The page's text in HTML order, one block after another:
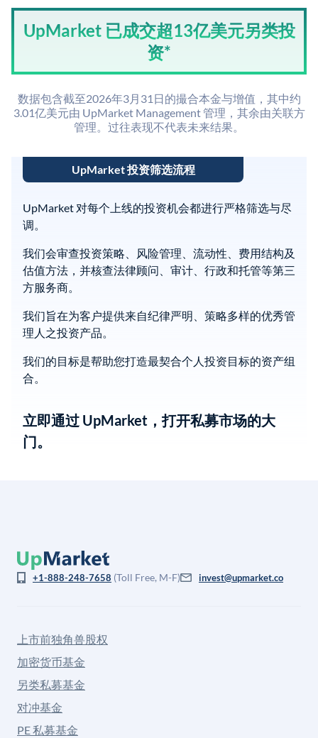
UpMarket 已成交超13亿美元另类投
资*
数据包含截至2026年3月31日的撮合本金与增值，其中约
3.01亿美元由 UpMarket Management 管理，其余由关联方
管理。过往表现不代表未来结果。
UpMarket 投资筛选流程
UpMarket 对每个上线的投资机会都进行严格筛选与尽
调。
我们会审查投资策略、风险管理、流动性、费用结构及
估值方法，并核查法律顾问、审计、行政和托管等第三
方服务商。
我们旨在为客户提供来自纪律严明、策略多样的优秀管
理人之投资产品。
我们的目标是帮助您打造最契合个人投资目标的资产组
合。
立即通过 UpMarket，打开私募市场的大
门。
+1-888-248-7658 (Toll Free, M-F) invest@upmarket.co
上市前独角兽股权
加密货币基金
另类私募基金
对冲基金
PE 私募基金